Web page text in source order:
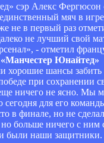
сэр Алекс Фергюсон
мяч в
не в первый раз
не лучший свой
- отметил
Юнайтед»
хорошие шансы
при сохранении
ничего не ясно. Мы
сегодня для его
в финале, но не
больше ничего с
были наши